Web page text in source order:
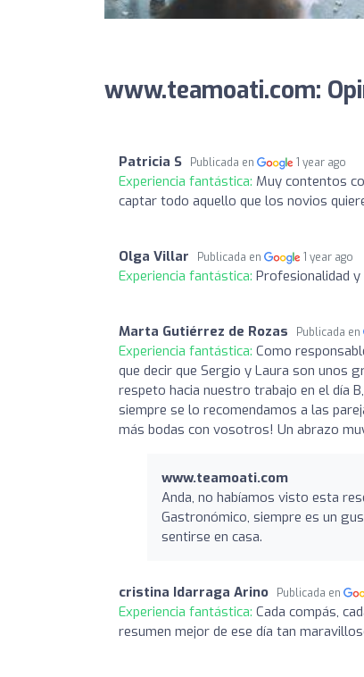
www.teamoati.com:
Patricia S Publicada en 1 year ago
Experiencia fantástica: Muy contentos
captar todo aquello que los novios
Olga Villar Publicada en 1 year ago
Experiencia fantástica: Profesionalidad
Marta Gutiérrez de Rozas Publicada en
Experiencia fantástica: Como
que decir que Sergio y Laura son unos
respeto hacia nuestro trabajo en el día
siempre se lo recomendamos a las
más bodas con vosotros! Un abrazo
www.teamoati.com
Anda, no habíamos visto esta
Gastronómico, siempre es un
sentirse en casa.
cristina Idarraga Arino Publicada en
Experiencia fantástica: Cada compás,
resumen mejor de ese día tan